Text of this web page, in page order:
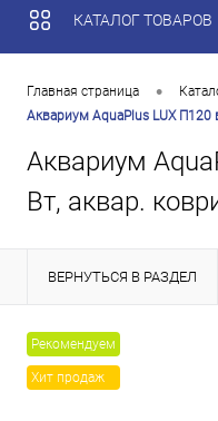
КАТАЛОГ ТОВАРОВ
Главная страница •
Аквариум AquaPlus LUX
Аквариум
Вт, аквар.
ВЕРНУТЬСЯ В РАЗДЕЛ
Рекомендуем
Хит продаж